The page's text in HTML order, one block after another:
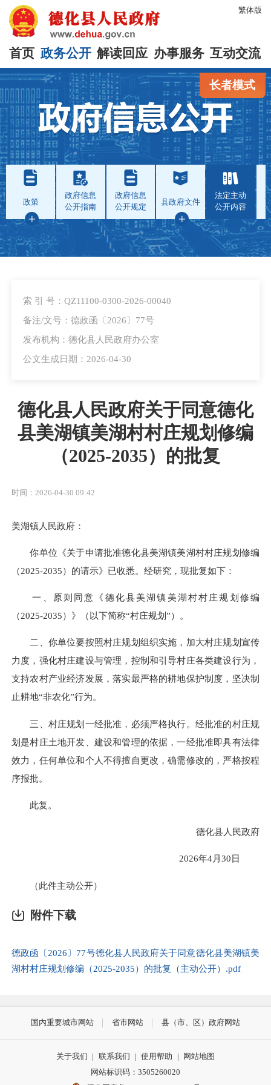
繁体版
首页 政务公开 解读回应 办事服务 互动交流
长者模式
政策
政府信息
公开指南
政府信息
公开规定
县政府文件
法定主动
公开内容
索 引 号：QZ11100-0300-2026-00040
备注/文号：德政函〔2026〕77号
发布机构：德化县人民政府办公室
公文生成日期：2026-04-30
德化县人民政府关于同意德化
县美湖镇美湖村村庄规划修编
（2025-2035）的批复
时间：2026-04-30 09:42
美湖镇人民政府：
你单位《关于申请批准德化县美湖镇美湖村村庄规划修编
（2025-2035）的请示》已收悉。经研究，现批复如下：
一、原则同意《德化县美湖镇美湖村村庄规划修编
（2025-2035）》（以下简称“村庄规划”）。
二、你单位要按照村庄规划组织实施，加大村庄规划宣传
力度，强化村庄建设与管理，控制和引导村庄各类建设行为，
支持农村产业经济发展，落实最严格的耕地保护制度，坚决制
止耕地“非农化”行为。
三、村庄规划一经批准，必须严格执行。经批准的村庄规
划是村庄土地开发、建设和管理的依据，一经批准即具有法律
效力，任何单位和个人不得擅自更改，确需修改的，严格按程
序报批。
此复。
德化县人民政府
2026年4月30日
（此件主动公开）
附件下载
德政函〔2026〕77号德化县人民政府关于同意德化县美湖镇美
湖村村庄规划修编（2025-2035）的批复（主动公开）.pdf
国内重要城市网站 省市网站 县（市、区）政府网站
关于我们 | 联系我们 | 使用帮助 | 网站地图
网站标识码：3505260020